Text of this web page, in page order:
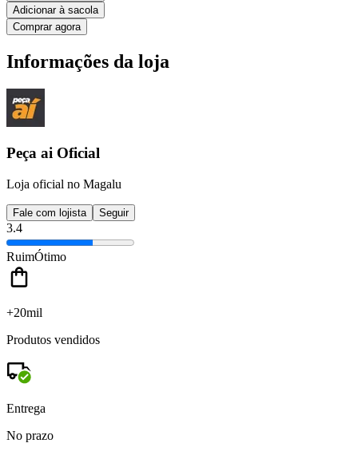
Adicionar à sacola
Comprar agora
Informações da loja
Peça ai Oficial
Loja oficial no Magalu
Fale com lojista Seguir
3.4
RuimÓtimo
+20mil
Produtos vendidos
Entrega
No prazo